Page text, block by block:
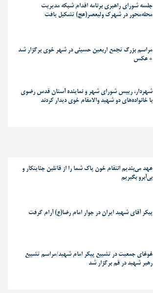
جلسه شورای راهبری برنامه اقدام شبکه مدیریت
محله‌محور در شهرک ولیعصر(عج) تشکیل یافت
مراسم بزرگ تجمع اربعین حسینی در شهر خوی برگزار شد
+ عکس
شهردار، رییس شورای شهر و نماینده آستان قدس رضوی
با خانواده‌های دو شهید والامقام خوی دیدار کردند
عهد می‌بندیم انتقام خون پاک شما را از قاتلین جنایتکار و
بی‌آبرو بگیریم
پیکر آقای شهید ایران در جوار امام رضا(ع) آرام گرفت
غوغای جمعیت در تشییع پیکر امام شهید/مراسم تشییع
رهبر شهید در قم برگزار شد